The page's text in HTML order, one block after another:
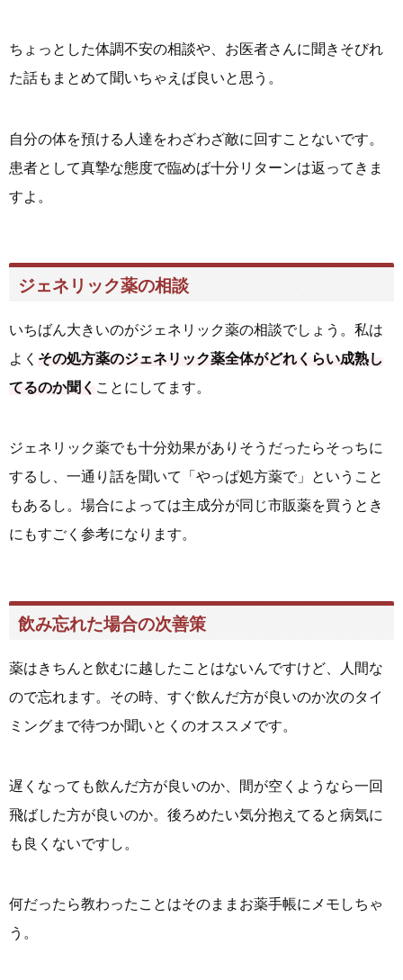
ちょっとした体調不安の相談や、お医者さんに聞きそびれ
た話もまとめて聞いちゃえば良いと思う。
自分の体を預ける人達をわざわざ敵に回すことないです。
患者として真摯な態度で臨めば十分リターンは返ってきま
すよ。
ジェネリック薬の相談
いちばん大きいのがジェネリック薬の相談でしょう。私は
よく その処方薬のジェネリック薬全体がどれくらい成熟し
てるのか聞く ことにしてます。
ジェネリック薬でも十分効果がありそうだったらそっちに
するし、一通り話を聞いて「やっぱ処方薬で」ということ
もあるし。場合によっては主成分が同じ市販薬を買うとき
にもすごく参考になります。
飲み忘れた場合の次善策
薬はきちんと飲むに越したことはないんですけど、人間な
ので忘れます。その時、すぐ飲んだ方が良いのか次のタイ
ミングまで待つか聞いとくのオススメです。
遅くなっても飲んだ方が良いのか、間が空くようなら一回
飛ばした方が良いのか。後ろめたい気分抱えてると病気に
も良くないですし。
何だったら教わったことはそのままお薬手帳にメモしちゃ
う。